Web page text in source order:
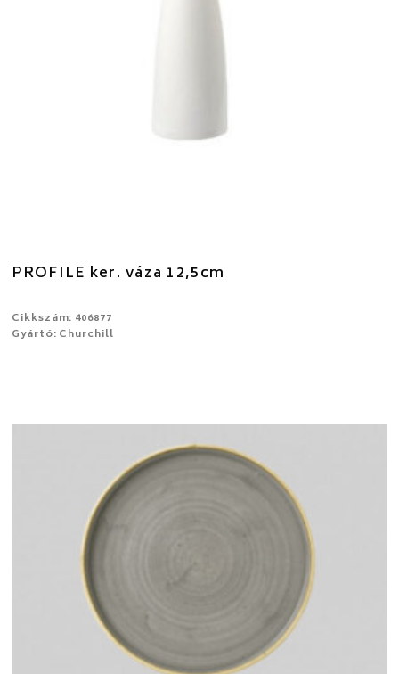
PROFILE ker. váza 12,5cm
Cikkszám: 406877
Gyártó: Churchill